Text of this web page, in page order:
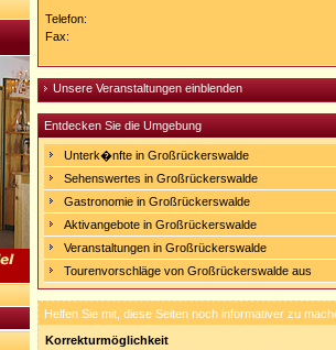
Telefon:
Fax:
Unsere Veranstaltungen einblenden
Entdecken Sie die Umgebung
Unterk�nfte in Großrückerswalde
Sehenswertes in Großrückerswalde
Gastronomie in Großrückerswalde
Aktivangebote in Großrückerswalde
Veranstaltungen in Großrückerswalde
Tourenvorschläge von Großrückerswalde aus
Helfen Sie mit, diese Seiten noch informativer zu
Korrekturmöglichkeit